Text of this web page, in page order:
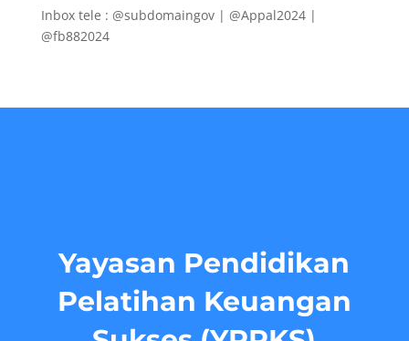
Inbox tele : @subdomaingov | @Appal2024 |
@fb882024
Yayasan Pendidikan
Pelatihan Keuangan